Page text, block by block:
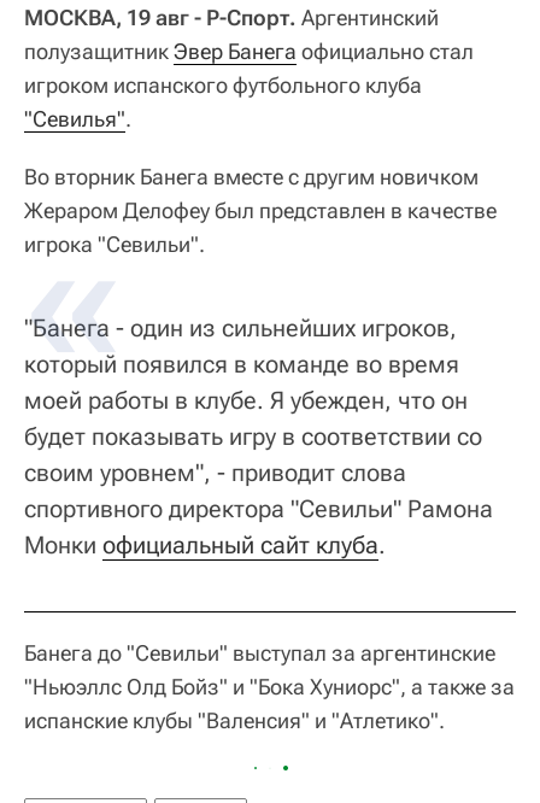
МОСКВА, 19 авг - Р-Спорт. Аргентинский
полузащитникЭвер Банега официально стал
игроком испанского футбольного клуба
"Севилья".
Во вторник Банега вместе с другим новичком
Жераром Делофеу был представлен в качестве
игрока "Севильи".
"Банега - один из сильнейших игроков,
который появился в команде во время
моей работы в клубе. Я убежден, что он
будет показывать игру в соответствии со
своим уровнем", - приводит слова
спортивного директора "Севильи" Рамона
Монки официальный сайт клуба.
Банега до "Севильи" выступал за аргентинские
"Ньюэллс Олд Бойз" и "Бока Хуниорс", а также за
испанские клубы "Валенсия" и "Атлетико".